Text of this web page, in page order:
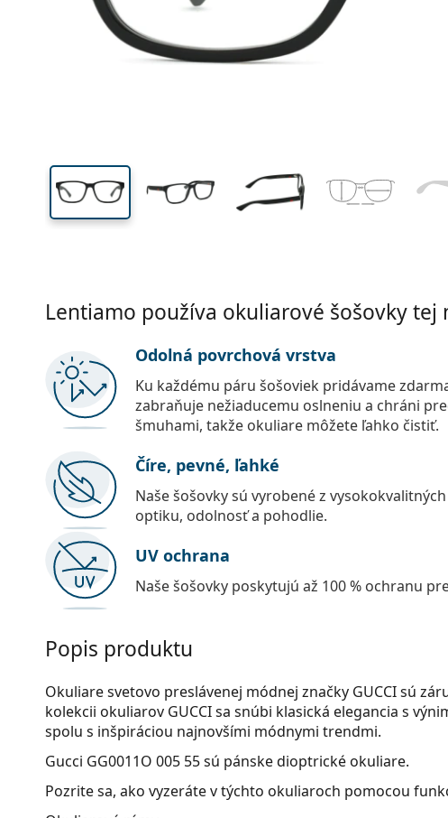
40 mm
Výška očnice
55 mm
Šírka očnice
Lentiamo používa okuliarové šošovky tej
Odolná povrchová vrstva
Ku každému páru šošoviek pridávame
zabraňuje nežiaducemu oslneniu a chráni
šmuhami, takže okuliare môžete ľahko čistiť.
Číre, pevné, ľahké
Naše šošovky sú vyrobené z
optiku, odolnosť a pohodlie.
UV ochrana
Naše šošovky poskytujú až 100 % ochranu
Popis produktu
Okuliare svetovo preslávenej módnej značky GUCCI sú
kolekcii okuliarov GUCCI sa snúbi klasická elegancia s
spolu s inšpiráciou najnovšími módnymi trendmi.
Gucci GG0011O 005 55sú pánske dioptrické okuliare.
Pozrite sa, ako vyzeráte v týchto okuliaroch pomocou